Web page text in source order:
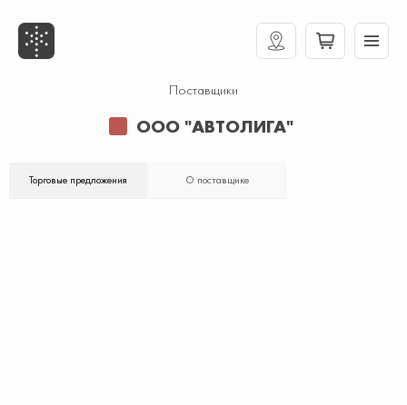
Поставщики
ООО "АВТОЛИГА"
Торговые предложения О поставщике